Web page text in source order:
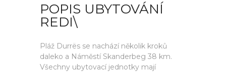
POPIS UBYTOVÁNÍ
REDI\
Pláž Durrës se nachází několik kroků
daleko a Náměstí Skanderbeg 38 km.
Všechny ubytovací jednotky mají